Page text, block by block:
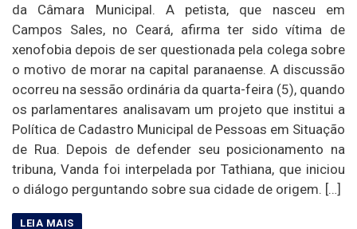
da Câmara Municipal. A petista, que nasceu em
Campos Sales, no Ceará, afirma ter sido vítima de
xenofobia depois de ser questionada pela colega sobre
o motivo de morar na capital paranaense. A discussão
ocorreu na sessão ordinária da quarta-feira (5), quando
os parlamentares analisavam um projeto que institui a
Política de Cadastro Municipal de Pessoas em Situação
de Rua. Depois de defender seu posicionamento na
tribuna, Vanda foi interpelada por Tathiana, que iniciou
o diálogo perguntando sobre sua cidade de origem. […]